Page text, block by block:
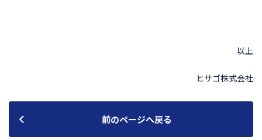
以上
ヒサゴ株式会社
前のページへ戻る